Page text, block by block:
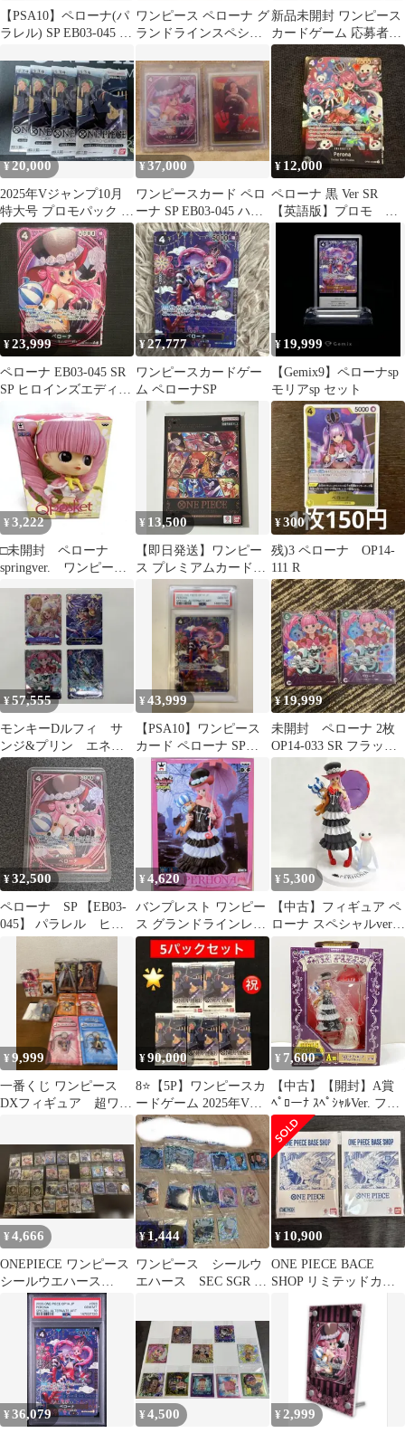
【PSA10】ペローナ(パ
ラレル) SP EB03-045 1
ワンピース ペローナ グ
ランドラインスペシャ
新品未開封 ワンピース
カードゲーム 応募者全
員サービス ゾロ ミホー
ク ペローナ
¥20,000
2025年Vジャンプ10月
特大号 プロモパック 4
セット
¥37,000
ワンピースカード ペロ
ーナ SP EB03-045 ハン
コック SP ドン!!
¥ 12,000
ペローナ 黒 Ver SR
【英語版】プロモ ト
¥23,999
ペローナ EB03-045 SR
SP ヒロインズエディシ
¥27,777
ワンピースカードゲー
ム ペローナSP
¥ 19,999
【Gemix9】ペローナsp
モリアsp セット
¥ 3,222
□未開封 ペローナ
springver. ワンピー
ス Qposket 保管品
¥ 13,500
【即日発送】ワンピー
ス プレミアムカードコ
レクション vol4 新品未
¥300
残)3 ペローナ OP14-
111 R
¥57,555
モンキーDルフィ サ
ンジ&プリン エネ
ル ペローナ プロ
モ SP
¥43,999
【PSA10】ワンピース
カード ペローナ SP
OP06-093 SR 和柄
¥19,999
未開封 ペローナ 2枚
OP14-033 SR フラッグ
シップ フラシ
¥32,500
ペローナ SP 【EB03-
045】 パラレル ヒロ
¥4,620
バンプレスト ワンピー
ス グランドラインレデ
ィスペシャル2 「ペロ
ーナ」
¥5,300
【中古】フィギュア ペ
ローナ スペシャルver.
「一番くじ ワンピース
GIRLS COLLECTION
vol.2 ～The Strong Girls
～」 A賞 フィギュア
¥9,999
一番くじ ワンピース
DXフィギュア 超ワン
¥90,000
8⭐️【5P】ワンピースカ
ードゲーム 2025年Vジ
ャンプ10月特大号SPパ
ック
¥ 7,600
【中古】【開封】A賞
ﾍﾟﾛーﾅ ｽﾍﾟｼｬﾙVer. フィ
ギュア ｢一番くじ ﾜﾝﾋﾟ
ーｽ GIRLS
COLLECTION vol.2 ~｣
[95]
¥4,666
ONEPIECE ワンピース
シールウエハース
LOG.12 セミコンプ36
¥1,444
ワンピース シールウ
エハース SEC SGR SP
¥ 10,900
ONE PIECE BACE
SHOP リミテッドカー
¥36,079 ¥4,500 ¥ 2,999